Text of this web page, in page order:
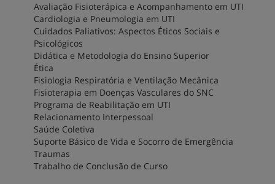
Avaliação Fisioterápica e Acompanhamento em UTI
Cardiologia e Pneumologia em UTI
Cuidados Paliativos: Aspectos Éticos Sociais e
Psicológicos
Didática e Metodologia do Ensino Superior
Ética
Fisiologia Respiratória e Ventilação Mecânica
Fisioterapia em Doenças Vasculares do SNC
Programa de Reabilitação em UTI
Relacionamento Interpessoal
Saúde Coletiva
Suporte Básico de Vida e Socorro de Emergência
Traumas
Trabalho de Conclusão de Curso